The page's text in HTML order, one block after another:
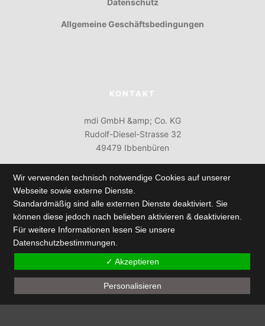
Datenschutz
Allgemeine Geschäftsbedingungen
KONTAKT
mdi GmbH &amp; Co. KG
Rudolf-Diesel-Strasse 32
49479 Ibbenbüren
+49 (0) 5451 921-0
+49 (0) 5451 921-88
Schule@mdi-NoRA.de
https://www.mdi-it.com/
Mo. - Do. 08:00- 17:00 Uhr
Fr. 08:00 - 15:00 Uhr
Wir verwenden technisch notwendige Cookies auf unserer
Webseite sowie externe Dienste.
Standardmäßig sind alle externen Dienste deaktiviert. Sie
können diese jedoch nach belieben aktivieren & deaktivieren.
Für weitere Informationen lesen Sie unsere
Datenschutzbestimmungen.
✓ Akzeptieren
Personalisieren